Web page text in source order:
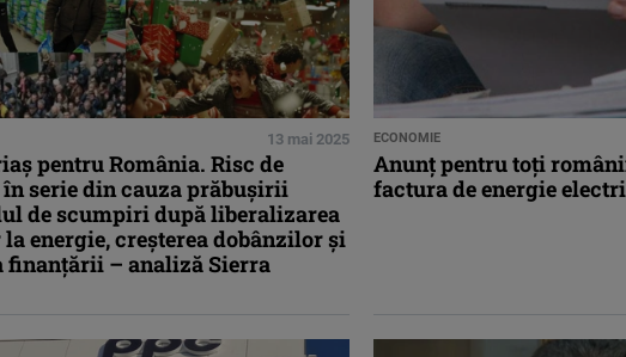
13 mai 2025
pentru România. Risc de
serie din cauza prăbuşirii
de scumpiri după liberalizarea
energie, creșterea dobânzilor şi
finanţării – analiză Sierra
ECONOMIE
Anunț pentru toți
factura de energie